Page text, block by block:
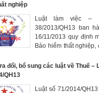
nghiệp
Luật làm việc –
38/2013/QH13 ban
16/11/2013 quy định
Bảo hiểm thất nghiệp,
việc làm, thông tin thị
đổi, bổ sung các luật về Thuế –
QH13
Luật số 71/2014/